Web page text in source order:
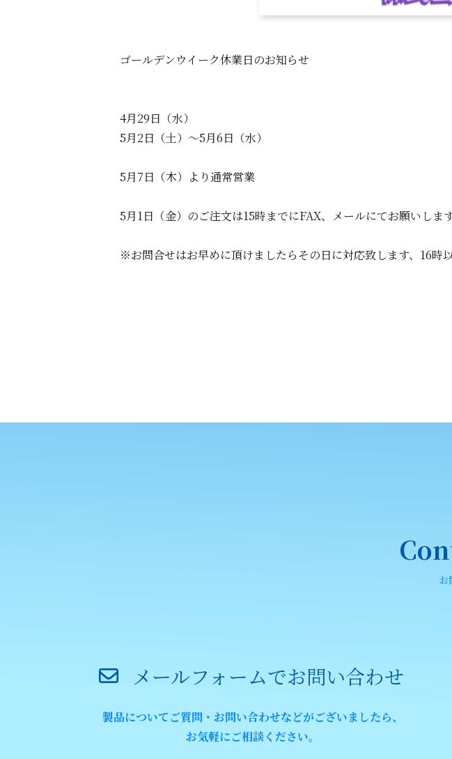
ゴールデンウイーク休業日のお知らせ
4月29日（水）
5月2日（土）～5月6日（水）
5月7日（木）より通常営業
5月1日（金）のご注文は15時までにFAX、メールにてお願いします
※お問合せはお早めに頂けましたらその日に対応致します、16時
お
メールフォームでお問い合わせ
製品についてご質問・お問い合わせなどがございましたら、
お気軽にご相談ください。